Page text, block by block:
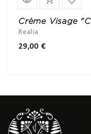
Crème Visage
Realia
29,00 €